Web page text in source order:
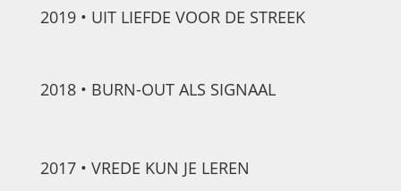
2019 • UIT LIEFDE VOOR DE STREEK
2018 • BURN-OUT ALS SIGNAAL
2017 • VREDE KUN JE LEREN